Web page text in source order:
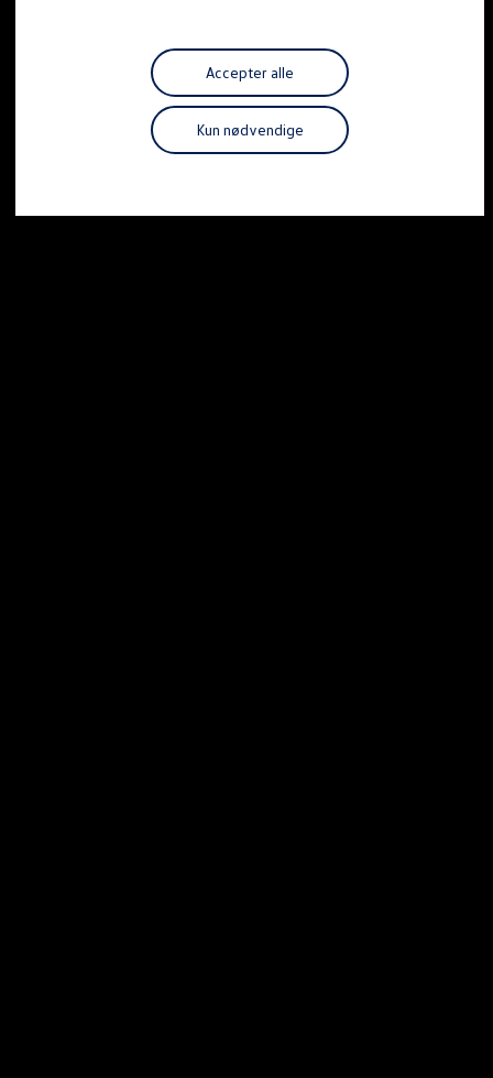
Accepter alle
Kun nødvendige
Fordele ved at vælge autoriseret værksted til din
Om Volkswagen
Nyheder
Tilmeld nyhedsbrev
Pressemeddelser
Kalenderbillede